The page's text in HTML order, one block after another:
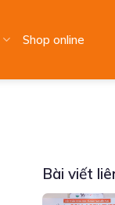
Shop online
Bài viết